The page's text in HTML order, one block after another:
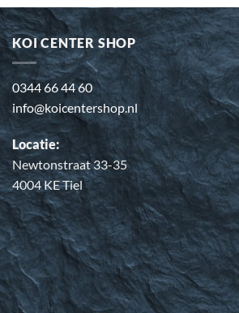
KOI CENTER SHOP
0344 66 44 60
info@koicentershop.nl
Locatie:
Newtonstraat 33-35
4004 KE Tiel